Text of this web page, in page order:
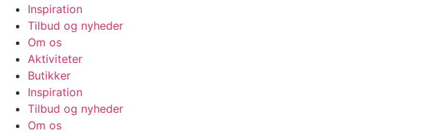
Inspiration
Tilbud og nyheder
Om os
Aktiviteter
Butikker
Inspiration
Tilbud og nyheder
Om os